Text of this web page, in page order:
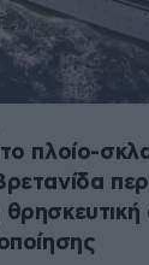
πλοίο-